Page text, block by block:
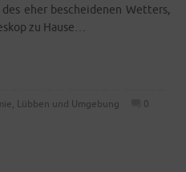
eher beschei­de­nen Wet­ters,
zu Hause…
, Lübben und Umgebung 0